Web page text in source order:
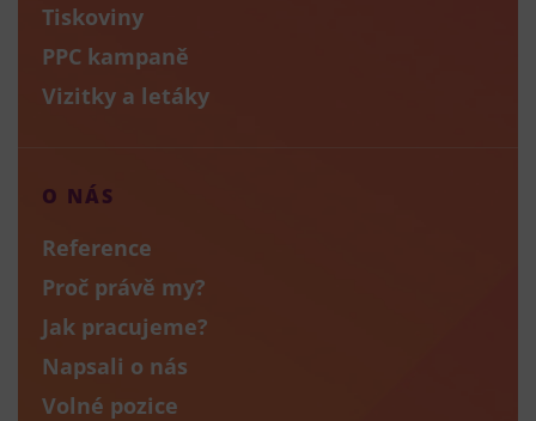
Tiskoviny
PPC kampaně
Vizitky a letáky
O NÁS
Reference
Proč právě my?
Jak pracujeme?
Napsali o nás
Volné pozice